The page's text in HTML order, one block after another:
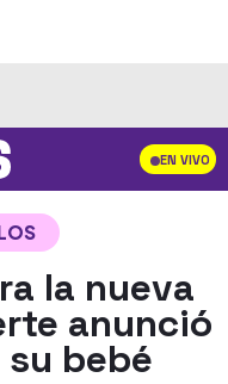
EN VIVO
la nueva
anunció
bebé